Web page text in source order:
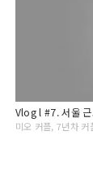
Vlog l #7. 서울
미오 커플, 7년차